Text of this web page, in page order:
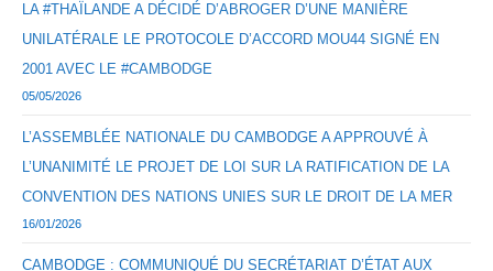
LA #THAÏLANDE A DÉCIDÉ D’ABROGER D’UNE MANIÈRE
UNILATÉRALE LE PROTOCOLE D’ACCORD MOU44 SIGNÉ EN
2001 AVEC LE #CAMBODGE
05/05/2026
L’ASSEMBLÉE NATIONALE DU CAMBODGE A APPROUVÉ À
L’UNANIMITÉ LE PROJET DE LOI SUR LA RATIFICATION DE LA
CONVENTION DES NATIONS UNIES SUR LE DROIT DE LA MER
16/01/2026
CAMBODGE : COMMUNIQUÉ DU SECRÉTARIAT D’ÉTAT AUX